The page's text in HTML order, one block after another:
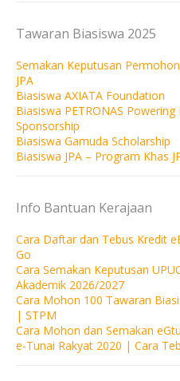
Tawaran Biasiswa 2025
Semakan Keputusan
JPA
Biasiswa AXIATA Foundation
Biasiswa PETRONAS
Sponsorship
Biasiswa Gamuda Scholarship
Biasiswa JPA – Program Khas
Info Bantuan Kerajaan
Cara Daftar dan Tebus Kredit
Go
Cara Semakan Keputusan
Akademik 2026/2027
Cara Mohon 100 Tawaran
| STPM
Cara Mohon dan Semakan
e-Tunai Rakyat 2020 | Cara